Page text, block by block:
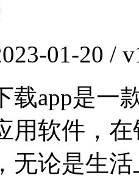
01-20 /
载app是一
用软件，
无论是生